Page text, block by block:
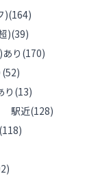
)(164)
)(39)
り (170)
(52)
り (13)
駅近(128)
(118)
)